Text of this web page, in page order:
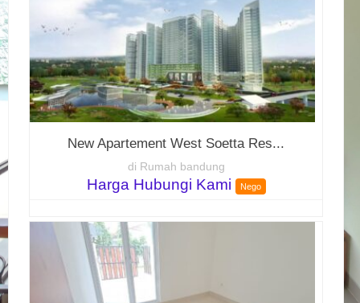
New Apartement West Soetta Res...
di Rumah bandung
Harga Hubungi Kami Nego